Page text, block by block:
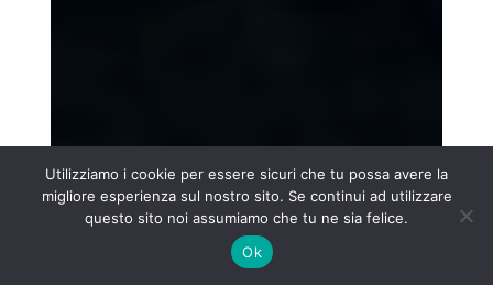
Utilizziamo i cookie per essere sicuri che tu possa avere la
migliore esperienza sul nostro sito. Se continui ad utilizzare
questo sito noi assumiamo che tu ne sia felice.
Ok